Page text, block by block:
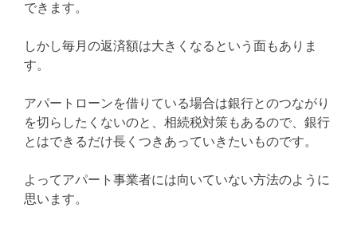
できます。
しかし毎月の返済額は大きくなるという面もありま
す。
アパートローンを借りている場合は銀行とのつながり
を切らしたくないのと、相続税対策もあるので、銀行
とはできるだけ長くつきあっていきたいものです。
よってアパート事業者には向いていない方法のように
思います。